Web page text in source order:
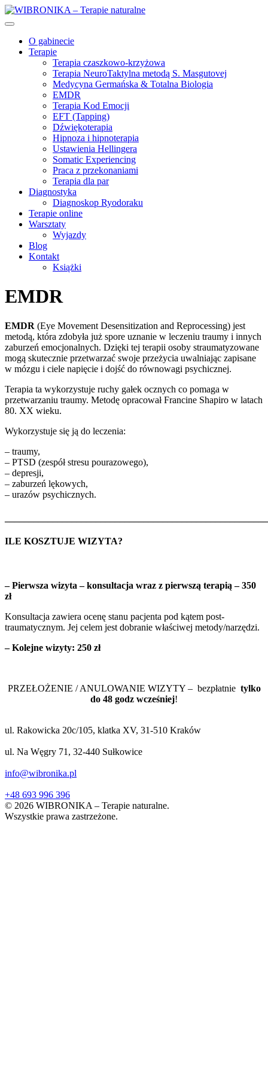
O gabinecie
Terapie
Terapia czaszkowo-krzyżowa
Terapia NeuroTaktylna metodą S. Masgutovej
Medycyna Germańska & Totalna Biologia
EMDR
Terapia Kod Emocji
EFT (Tapping)
Dźwiękoterapia
Hipnoza i hipnoterapia
Ustawienia Hellingera
Somatic Experiencing
Praca z przekonaniami
Terapia dla par
Diagnostyka
Diagnoskop Ryodoraku
Terapie online
Warsztaty
Wyjazdy
Blog
Kontakt
Książki
EMDR
EMDR (Eye Movement Desensitization and Reprocessing) jest
metodą, która zdobyła już spore uznanie w leczeniu traumy i innych
zaburzeń emocjonalnych. Dzięki tej terapii osoby straumatyzowane
mogą skutecznie przetwarzać swoje przeżycia uwalniając zapisane
w mózgu i ciele napięcie i dojść do równowagi psychicznej.
Terapia ta wykorzystuje ruchy gałek ocznych co pomaga w
przetwarzaniu traumy. Metodę opracował Francine Shapiro w latach
80. XX wieku.
Wykorzystuje się ją do leczenia:
– traumy,
– PTSD (zespół stresu pourazowego),
– depresji,
– zaburzeń lękowych,
– urazów psychicznych.
ILE KOSZTUJE WIZYTA?
– Pierwsza wizyta – konsultacja wraz z pierwszą terapią – 350
zł
Konsultacja zawiera ocenę stanu pacjenta pod kątem post-
traumatycznym. Jej celem jest dobranie właściwej metody/narzędzi.
– Kolejne wizyty: 250 zł
PRZEŁOŻENIE / ANULOWANIE WIZYTY – bezpłatnie tylko
do 48 godz wcześniej!
ul. Rakowicka 20c/105, klatka XV, 31-510 Kraków
ul. Na Węgry 71, 32-440 Sułkowice
info@wibronika.pl
+48 693 996 396
© 2026 WIBRONIKA – Terapie naturalne.
Wszystkie prawa zastrzeżone.